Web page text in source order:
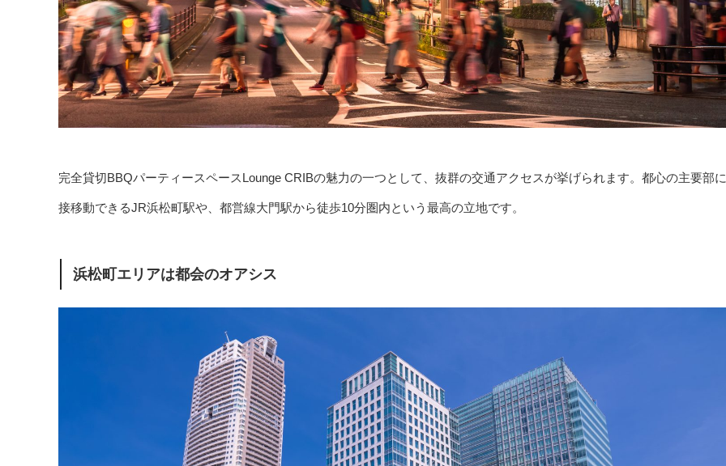
完全貸切BBQパーティースペースLounge CRIBの魅力の一つとして、抜群の交通アクセスが挙げられます。都心の主要部
接移動できるJR浜松町駅や、都営線大門駅から徒歩10分圏内という最高の立地です。
浜松町エリアは都会のオアシス